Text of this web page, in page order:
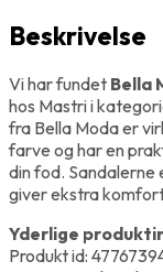
Beskrivelse
Vi har fundet Bella
hos Mastri i
fra Bella Moda er
farve og har en
din fod. Sandalerne
giver ekstra
Yderlige
Produkt id: